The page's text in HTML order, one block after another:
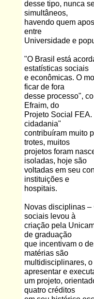
desse tipo, nunca
simultâneos,
havendo quem
entre
Universidade e
"O Brasil está
estatísticas sociais
e econômicas. O
ficar de fora
desse processo",
Efraim, do
Projeto Social
cidadania"
contribuíram muito
trotes, muitos
projetos foram
isoladas, hoje são
voltadas em seu
instituições e
hospitais.
Novas disciplinas –
sociais levou à
criação pela
de graduação
que incentivam o
matérias são
multidisciplinares,
apresentar e
um projeto,
quatro créditos